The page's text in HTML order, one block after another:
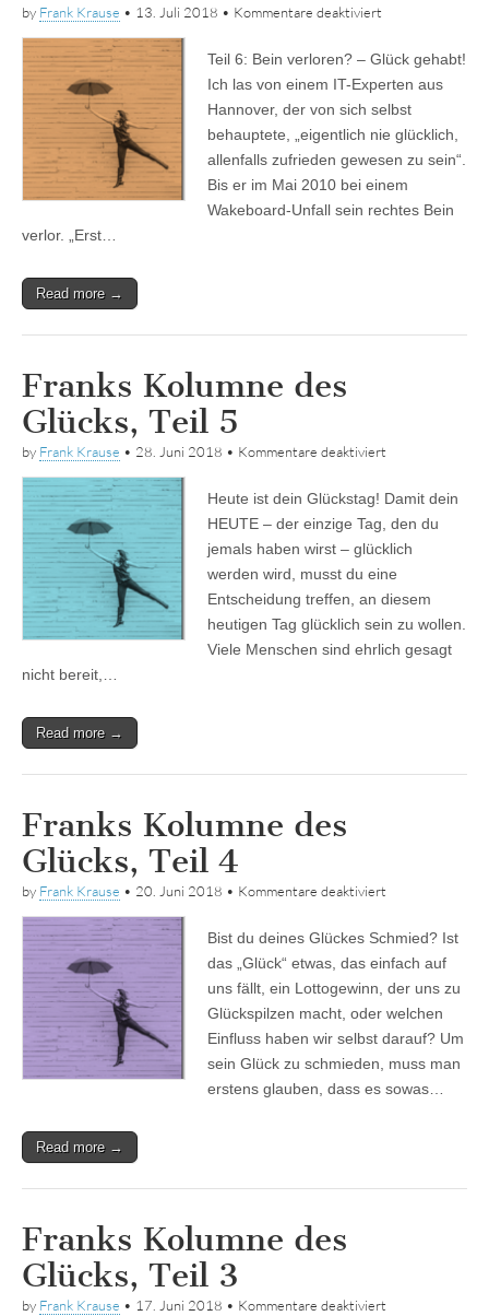
by Frank Krause • 13. Juli 2018 • Kommentare deaktiviert
des
Glücks,
6
Teil 6: Bein verloren? – Glück gehabt!
Ich las von einem IT-Experten aus
Hannover, der von sich selbst
behauptete, „eigentlich nie glücklich,
allenfalls zufrieden gewesen zu sein“.
Bis er im Mai 2010 bei einem
Wakeboard-Unfall sein rechtes Bein
verlor. „Erst…
Read more →
Franks Kolumne des
Glücks, Teil 5
by Frank Krause • 28. Juni 2018 • Kommentare deaktiviert
des
Glücks,
5
Heute ist dein Glückstag! Damit dein
HEUTE – der einzige Tag, den du
jemals haben wirst – glücklich
werden wird, musst du eine
Entscheidung treffen, an diesem
heutigen Tag glücklich sein zu wollen.
Viele Menschen sind ehrlich gesagt
nicht bereit,…
Read more →
Franks Kolumne des
Glücks, Teil 4
by Frank Krause • 20. Juni 2018 • Kommentare deaktiviert
des
Glücks,
4
Bist du deines Glückes Schmied? Ist
das „Glück“ etwas, das einfach auf
uns fällt, ein Lottogewinn, der uns zu
Glückspilzen macht, oder welchen
Einfluss haben wir selbst darauf? Um
sein Glück zu schmieden, muss man
erstens glauben, dass es sowas…
Read more →
Franks Kolumne des
Glücks, Teil 3
by Frank Krause • 17. Juni 2018 • Kommentare deaktiviert